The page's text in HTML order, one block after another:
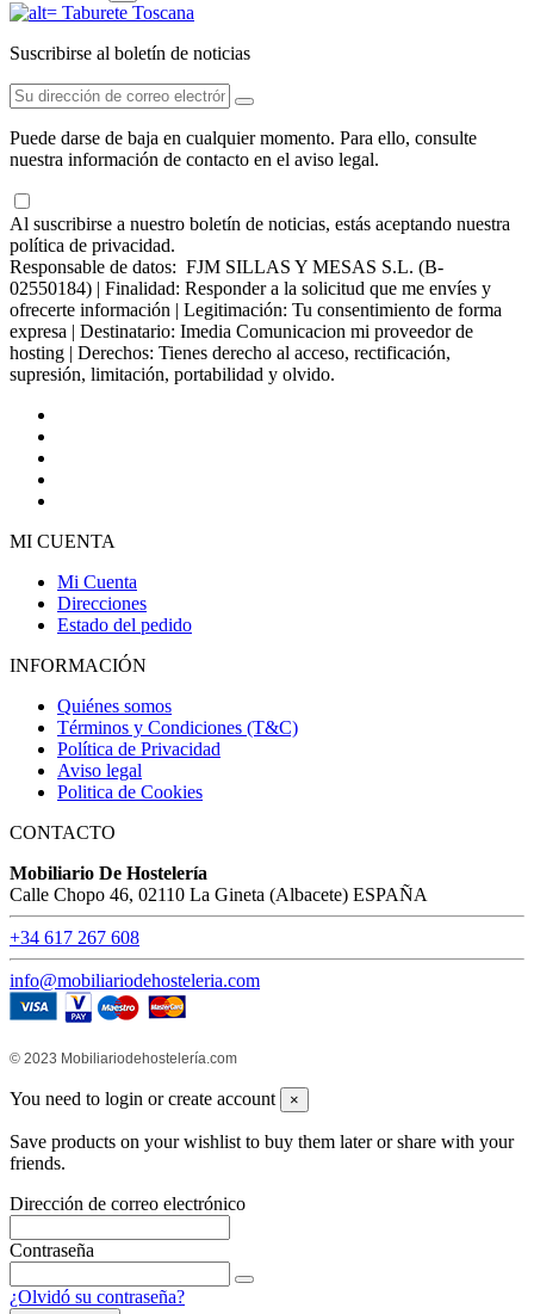
Suscribirse al boletín de noticias
Puede darse de baja en cualquier momento. Para ello, consulte
nuestra información de contacto en el aviso legal.
Al suscribirse a nuestro boletín de noticias, estás aceptando nuestra
política de privacidad.
Responsable de datos: FJM SILLAS Y MESAS S.L. (B-
02550184) | Finalidad: Responder a la solicitud que me envíes y
ofrecerte información | Legitimación: Tu consentimiento de forma
expresa | Destinatario: Imedia Comunicacion mi proveedor de
hosting | Derechos: Tienes derecho al acceso, rectificación,
supresión, limitación, portabilidad y olvido.
MI CUENTA
Mi Cuenta
Direcciones
Estado del pedido
INFORMACIÓN
Quiénes somos
Términos y Condiciones (T&C)
Política de Privacidad
Aviso legal
Politica de Cookies
CONTACTO
Mobiliario De Hostelería
Calle Chopo 46, 02110 La Gineta (Albacete) ESPAÑA
+34 617 267 608
info@mobiliariodehosteleria.com
© 2023 Mobiliariodehostelería.com
You need to login or create account ×
Save products on your wishlist to buy them later or share with your
friends.
Dirección de correo electrónico
Contraseña
¿Olvidó su contraseña?